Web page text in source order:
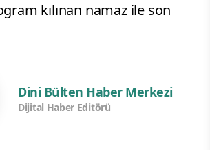
kılınan namaz ile son
Dini Bülten Haber Merkezi
Dijital Haber Editörü